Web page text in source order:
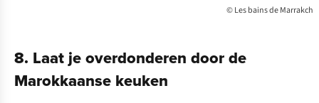
© Les bains de Marrakch
8. Laat je overdonderen door de
Marokkaanse keuken